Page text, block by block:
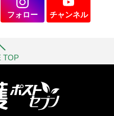
フォロー チャンネル
TOP